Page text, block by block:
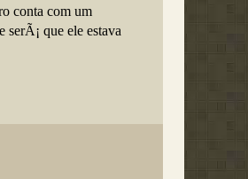
conta com um
que ele estava